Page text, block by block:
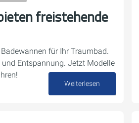
freistehende
für Ihr Traumbad.
Entspannung. Jetzt Modelle
Weiterlesen